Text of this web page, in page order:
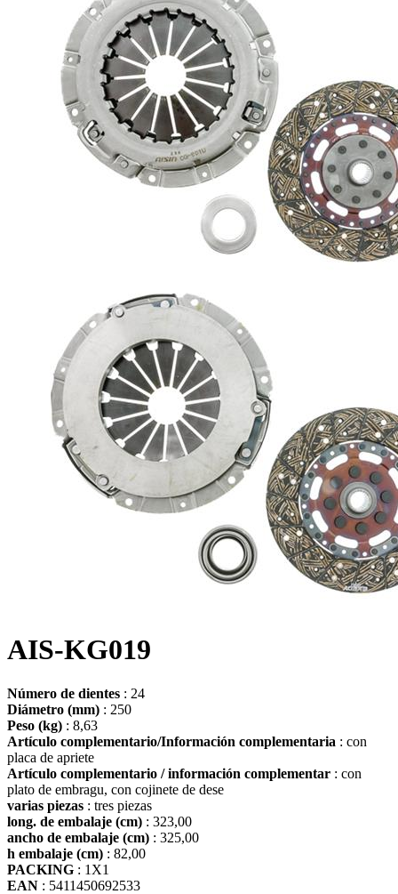
AIS-KG019
Número de dientes : 24
Diámetro (mm) : 250
Peso (kg) : 8,63
Artículo complementario/Información complementaria : con
placa de apriete
Artículo complementario / información complementar : con
plato de embragu, con cojinete de dese
varias piezas : tres piezas
long. de embalaje (cm) : 323,00
ancho de embalaje (cm) : 325,00
h embalaje (cm) : 82,00
PACKING : 1X1
EAN : 5411450692533